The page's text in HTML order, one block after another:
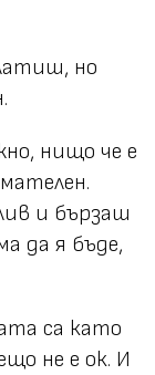
но
нищо че е
и бързаш
да я бъде,
са като
не е ок. И